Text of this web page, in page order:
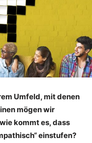
Umfeld, mit denen
mögen wir
kommt es, dass
einstufen?